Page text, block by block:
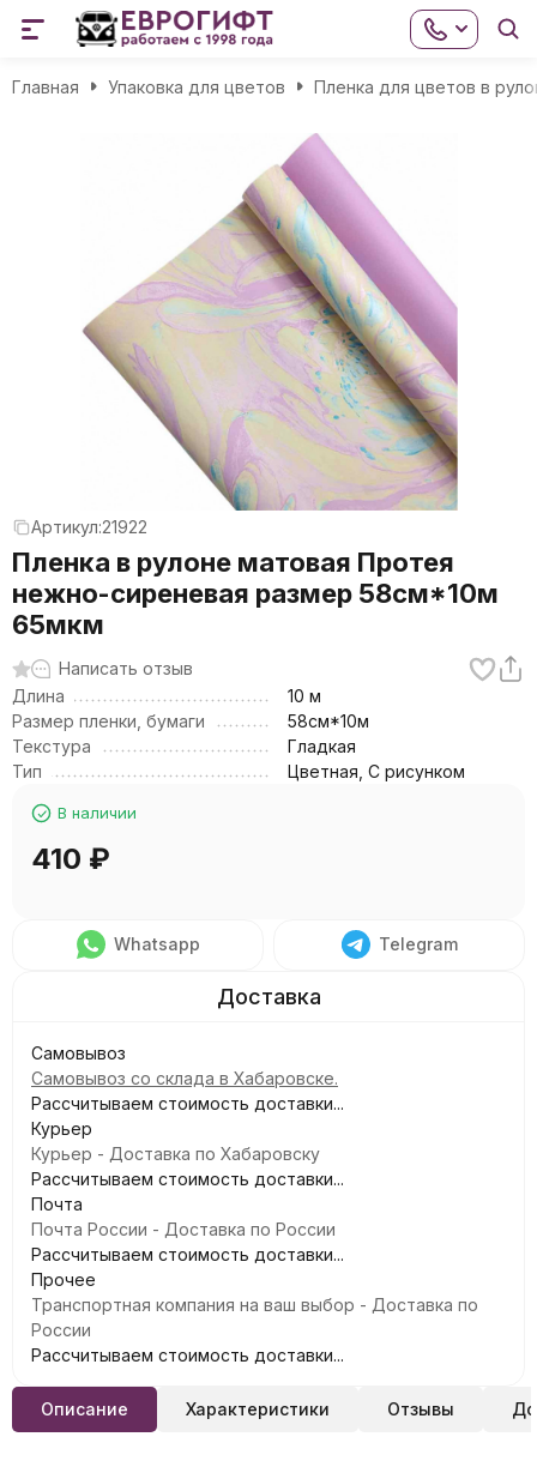
Главная Упаковка для цветов Пленка для цветов в
Артикул:21922
Пленка в рулоне матовая Протея
нежно-сиреневая размер 58см*10м
65мкм
Написать отзыв
Длина
10 м
Размер пленки, бумаги
58см*10м
Текстура
Гладкая
Тип
Цветная, С рисунком
В наличии
410 ₽
Whatsapp Telegram
Самовывоз
Самовывоз со склада в Хабаровске.
Рассчитываем стоимость доставки...
Курьер
Курьер - Доставка по Хабаровску
Рассчитываем стоимость доставки...
Почта
Почта России - Доставка по России
Рассчитываем стоимость доставки...
Прочее
Транспортная компания на ваш выбор - Доставка по
России
Рассчитываем стоимость доставки...
Описание Характеристики Отзывы